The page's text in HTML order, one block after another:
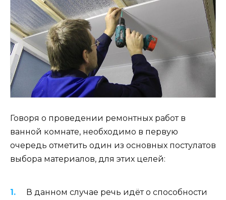
Говоря о проведении ремонтных работ в
ванной комнате, необходимо в первую
очередь отметить один из основных постулатов
выбора материалов, для этих целей:
В данном случае речь идёт о способности